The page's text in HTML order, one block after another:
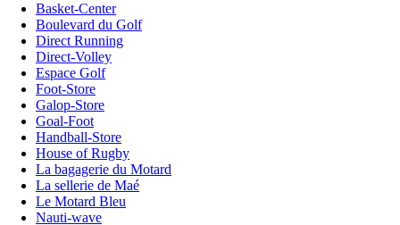
Basket-Center
Boulevard du Golf
Direct Running
Direct-Volley
Espace Golf
Foot-Store
Galop-Store
Goal-Foot
Handball-Store
House of Rugby
La bagagerie du Motard
La sellerie de Maé
Le Motard Bleu
Nauti-wave